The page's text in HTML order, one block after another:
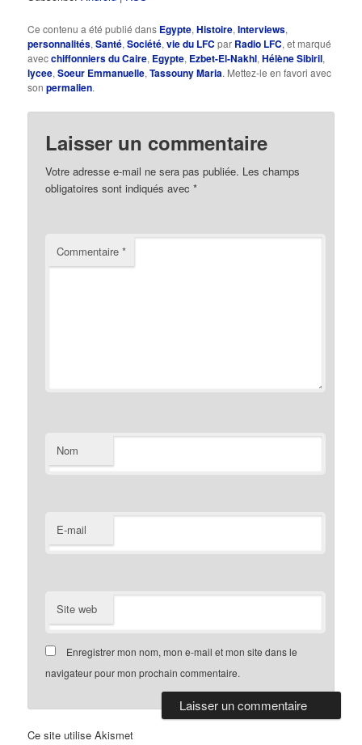
Ce contenu a été publié dans Egypte,Histoire,Interviews,
personnalités,Santé,Société,vie du LFC par Radio LFC, et marqué
avecchiffonniers du Caire, Egypte, Ezbet-El-Nakhl,Hélène Sibiril,
lycee,Soeur Emmanuelle,Tassouny Maria. Mettez-le en favori avec
sonpermalien.
Laisser un commentaire
Votre adresse e-mail ne sera pas publiée. Les champs
obligatoires sont indiqués avec*
Commentaire*
Nom
E-mail
Site web
Enregistrer mon nom, mon e-mail et mon site dans le
navigateur pour mon prochain commentaire.
Ce site utilise Akismet